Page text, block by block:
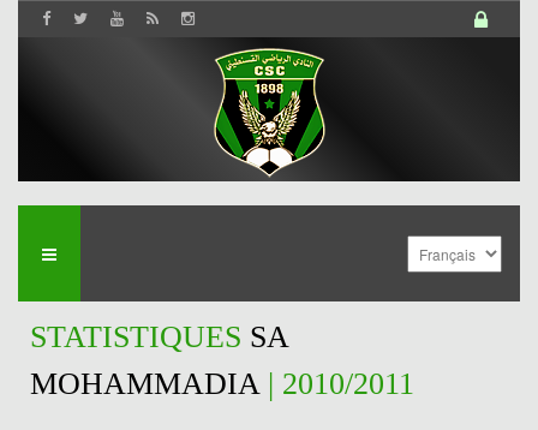
STATISTIQUES SA
MOHAMMADIA| 2010/2011